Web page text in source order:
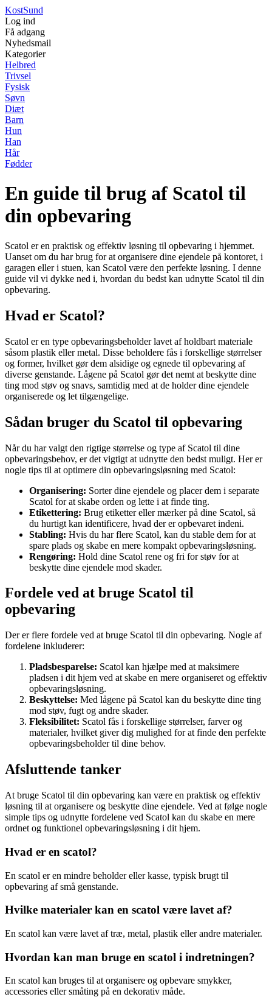
KostSund
Log ind
Få adgang
Nyhedsmail
Kategorier
Helbred
Trivsel
Fysisk
Søvn
Diæt
Barn
Hun
Han
Hår
Fødder
En guide til brug af Scatol til
din opbevaring
Scatol er en praktisk og effektiv løsning til opbevaring i hjemmet.
Uanset om du har brug for at organisere dine ejendele på kontoret, i
garagen eller i stuen, kan Scatol være den perfekte løsning. I denne
guide vil vi dykke ned i, hvordan du bedst kan udnytte Scatol til din
opbevaring.
Hvad er Scatol?
Scatol er en type opbevaringsbeholder lavet af holdbart materiale
såsom plastik eller metal. Disse beholdere fås i forskellige størrelser
og former, hvilket gør dem alsidige og egnede til opbevaring af
diverse genstande. Lågene på Scatol gør det nemt at beskytte dine
ting mod støv og snavs, samtidig med at de holder dine ejendele
organiserede og let tilgængelige.
Sådan bruger du Scatol til opbevaring
Når du har valgt den rigtige størrelse og type af Scatol til dine
opbevaringsbehov, er det vigtigt at udnytte den bedst muligt. Her er
nogle tips til at optimere din opbevaringsløsning med Scatol:
Organisering: Sorter dine ejendele og placer dem i separate
Scatol for at skabe orden og lette i at finde ting.
Etikettering: Brug etiketter eller mærker på dine Scatol, så
du hurtigt kan identificere, hvad der er opbevaret indeni.
Stabling: Hvis du har flere Scatol, kan du stable dem for at
spare plads og skabe en mere kompakt opbevaringsløsning.
Rengøring: Hold dine Scatol rene og fri for støv for at
beskytte dine ejendele mod skader.
Fordele ved at bruge Scatol til
opbevaring
Der er flere fordele ved at bruge Scatol til din opbevaring. Nogle af
fordelene inkluderer:
Pladsbesparelse: Scatol kan hjælpe med at maksimere
pladsen i dit hjem ved at skabe en mere organiseret og effektiv
opbevaringsløsning.
Beskyttelse: Med lågene på Scatol kan du beskytte dine ting
mod støv, fugt og andre skader.
Fleksibilitet: Scatol fås i forskellige størrelser, farver og
materialer, hvilket giver dig mulighed for at finde den perfekte
opbevaringsbeholder til dine behov.
Afsluttende tanker
At bruge Scatol til din opbevaring kan være en praktisk og effektiv
løsning til at organisere og beskytte dine ejendele. Ved at følge nogle
simple tips og udnytte fordelene ved Scatol kan du skabe en mere
ordnet og funktionel opbevaringsløsning i dit hjem.
Hvad er en scatol?
En scatol er en mindre beholder eller kasse, typisk brugt til
opbevaring af små genstande.
Hvilke materialer kan en scatol være lavet af?
En scatol kan være lavet af træ, metal, plastik eller andre materialer.
Hvordan kan man bruge en scatol i indretningen?
En scatol kan bruges til at organisere og opbevare smykker,
accessories eller småting på en dekorativ måde.